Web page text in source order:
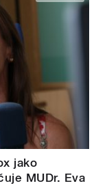
jako
MUDr. Eva